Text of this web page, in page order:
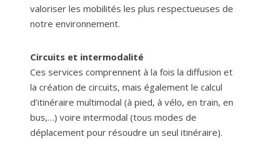
valoriser les mobilités les plus respectueuses de
notre environnement.
Circuits et intermodalité
Ces services comprennent à la fois la diffusion et
la création de circuits, mais également le calcul
d’itinéraire multimodal (à pied, à vélo, en train, en
bus,…) voire intermodal (tous modes de
déplacement pour résoudre un seul itinéraire).